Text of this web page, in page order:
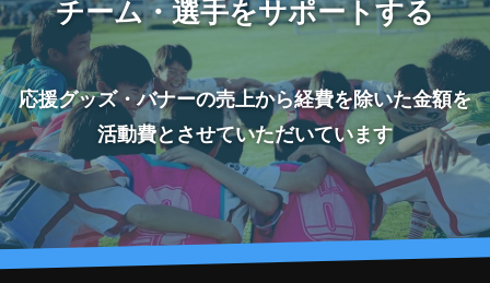
チーム・選手をサポートする
応援グッズ・バナーの売上から経費を除いた金額を
活動費とさせていただいています